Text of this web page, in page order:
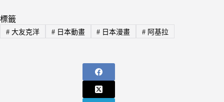
標籤
#大友克洋 #日本動畫 # 日本漫畫 # 阿基拉